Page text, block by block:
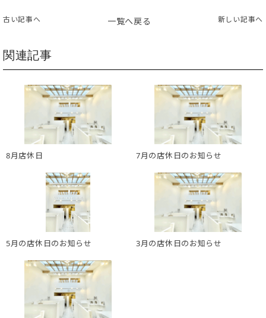
古い記事へ 一覧へ戻る 新しい記事へ
関連記事
8月店休日 7月の店休日のお知らせ
5月の店休日のお知らせ 3月の店休日のお知らせ